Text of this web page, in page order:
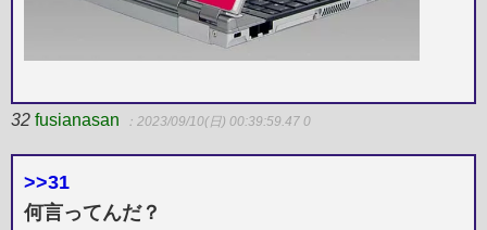
32 fusianasan ：2023/09/10(日) 00:39:59.47 0
>>31
何言ってんだ？